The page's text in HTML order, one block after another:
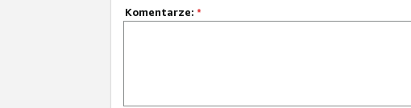
Komentarze: *